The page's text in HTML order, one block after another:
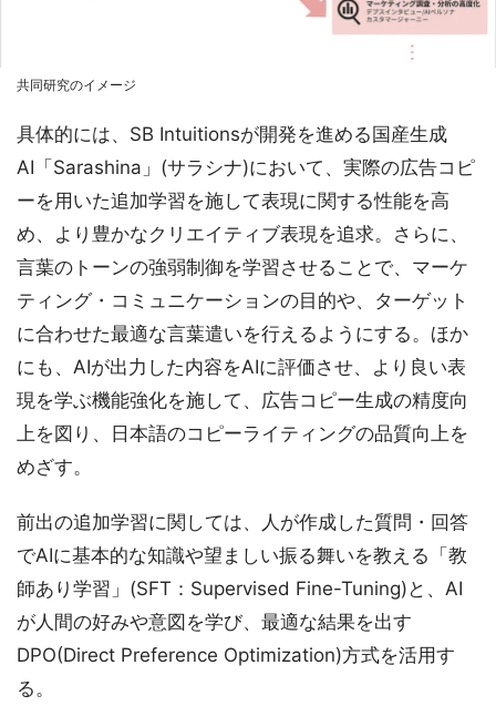
共同研究のイメージ
具体的には、SB Intuitionsが開発を進める国産生成
AI「Sarashina」(サラシナ)において、実際の広告コピ
ーを用いた追加学習を施して表現に関する性能を高
め、より豊かなクリエイティブ表現を追求。さらに、
言葉のトーンの強弱制御を学習させることで、マーケ
ティング・コミュニケーションの目的や、ターゲット
に合わせた最適な言葉遣いを行えるようにする。ほか
にも、AIが出力した内容をAIに評価させ、より良い表
現を学ぶ機能強化を施して、広告コピー生成の精度向
上を図り、日本語のコピーライティングの品質向上を
めざす。
前出の追加学習に関しては、人が作成した質問・回答
でAIに基本的な知識や望ましい振る舞いを教える「教
師あり学習」(SFT：Supervised Fine-Tuning)と、AI
が人間の好みや意図を学び、最適な結果を出す
DPO(Direct Preference Optimization)方式を活用す
る。